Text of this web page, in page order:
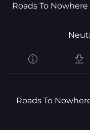
Roads To Nowhere
Roads To